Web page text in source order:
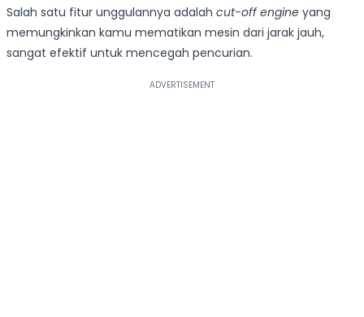
Salah satu fitur unggulannya adalah cut-off engine yang
memungkinkan kamu mematikan mesin dari jarak jauh,
sangat efektif untuk mencegah pencurian.